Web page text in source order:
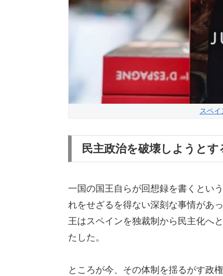
スペ
民主政治を破壊しようと
一国の国王自らが回想録を書くとい
れをせざるを得ない深刻な事情があ
王はスペインを独裁制から民主化へ
たした。
ところが今、その体制を揺るがす政